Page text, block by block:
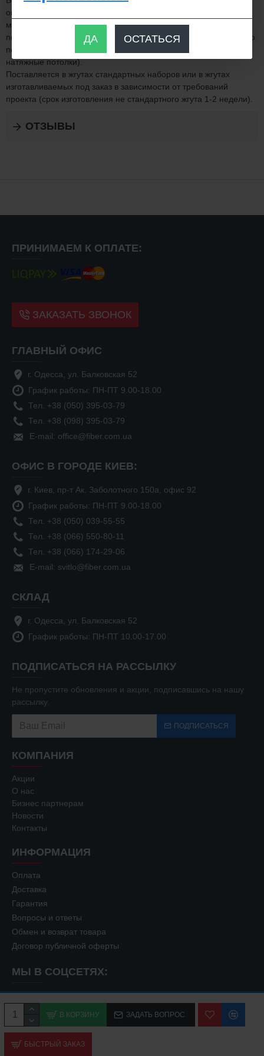
ДА ОСТАТЬСЯ
В КОРЗИНУ ЗАДАТЬ ВОПРОС
БЫСТРЫЙ ЗАКАЗ
оплетке позволяет применять стекловолоконный кабель в
местах где предельно важен радиус изгиба (встроенная
подсветка мебели, витрин; при малом расстоянии от натяжного
потолка до основного - это при инсталляции звездного неба в
натяжные потолки).
Поставляется в жгутах стандартных наборов или в жгутах
изготавливаемых под заказ в зависимости от требований
проекта (срок изготовления не стандартного жгута 1-2 недели).
ОТЗЫВЫ
ПРИНИМАЕМ К ОПЛАТЕ:
ЗАКАЗАТЬ ЗВОНОК
ГЛАВНЫЙ ОФИС
г. Одесса, ул. Балковская 52
График работы: ПН-ПТ 9.00-18.00
Тел. +38 (050) 395-03-79
Тел. +38 (098) 395-03-79
E-mail: office@fiber.com.ua
ОФИС В ГОРОДЕ КИЕВ:
г. Киев, пр-т Ак. Заболотного 150а, офис 92
График работы: ПН-ПТ 9.00-18.00
Тел. +38 (050) 039-55-55
Тел. +38 (066) 550-80-11
Тел. +38 (066) 174-29-06
E-mail: svitlo@fiber.com.ua
СКЛАД
г. Одесса, ул. Балковская 52
График работы: ПН-ПТ 10.00-17.00
ПОДПИСАТЬСЯ НА РАССЫЛКУ
Не пропустите обновления и акции, подписавшись на нашу
рассылку.
ПОДПИСАТЬСЯ
КОМПАНИЯ
Акции
О нас
Бизнес партнерам
Новости
Контакты
ИНФОРМАЦИЯ
Оплата
Доставка
Гарантия
Вопросы и ответы
Обмен и возврат товара
Договор публичной оферты
МЫ В СОЦСЕТЯХ:
© 2007-2026 ЧП «Южный город». Все права защищены.